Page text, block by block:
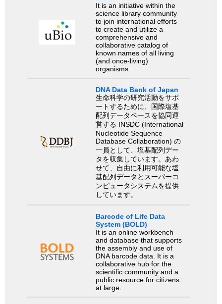
It is an initiative within the
science library community
to join international efforts
to create and utilize a
comprehensive and
collaborative catalog of
known names of all living
(and once-living)
organisms.
DNA Data Bank of Japan
生命科学の研究活動をサポ
ートするために、国際塩基
配列データベースを協同運
営する INSDC (International
Nucleotide Sequence
Database Collaboration) の
一員として、塩基配列デー
タを収集しています。あわ
せて、自由に利用可能な塩
基配列データとスーパーコ
ンピュータシステムを提供
しています。
Barcode of Life Data
System (BOLD)
It is an online workbench
and database that supports
the assembly and use of
DNA barcode data. It is a
collaborative hub for the
scientific community and a
public resource for citizens
at large.